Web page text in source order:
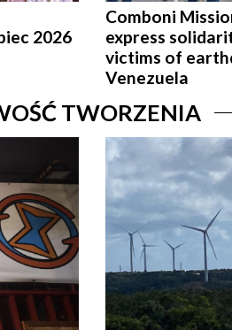
2026
Comboni
express
victims of
Venezuela
TWORZENIA